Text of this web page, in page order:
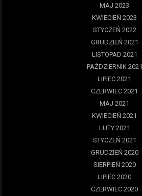
MAJ 2023
KWIECIEŃ 2023
STYCZEŃ 2022
GRUDZIEŃ 2021
LISTOPAD 2021
PAŹDZIERNIK 2021
LIPIEC 2021
CZERWIEC 2021
MAJ 2021
KWIECIEŃ 2021
LUTY 2021
STYCZEŃ 2021
GRUDZIEŃ 2020
SIERPIEŃ 2020
LIPIEC 2020
CZERWIEC 2020